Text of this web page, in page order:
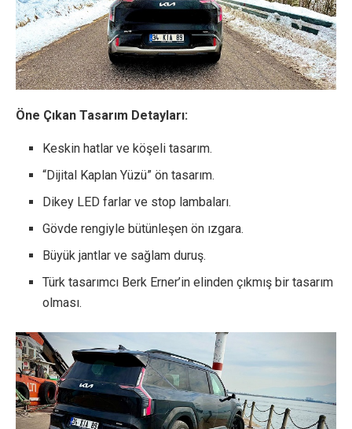
Öne Çıkan Tasarım Detayları:
Keskin hatlar ve köşeli tasarım.
“Dijital Kaplan Yüzü” ön tasarım.
Dikey LED farlar ve stop lambaları.
Gövde rengiyle bütünleşen ön ızgara.
Büyük jantlar ve sağlam duruş.
Türk tasarımcı Berk Erner’in elinden çıkmış bir tasarım
olması.